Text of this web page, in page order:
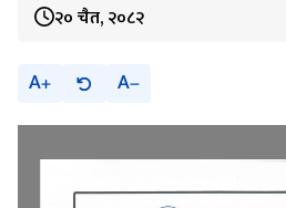
२० चैत, २०८२
A A